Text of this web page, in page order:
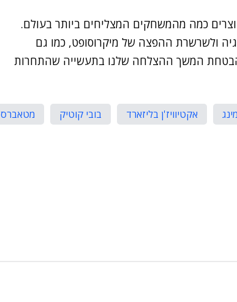
שהצוותים שלנו יוצרים כמה מהמשחקים המצליחים ביותר בעולם.
ולשרשרת ההפצה של מיקרוסופט, כמו גם
בהבטחת המשך ההצלחה שלנו בתעשייה שהתחרות
אקטיוויז'ן בליזארד בובי קוטיק
מטאברס